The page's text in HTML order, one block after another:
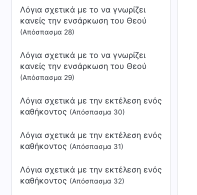
Λόγια σχετικά με το να γνωρίζει
κανείς την ενσάρκωση του Θεού
(Απόσπασμα 28)
Λόγια σχετικά με το να γνωρίζει
κανείς την ενσάρκωση του Θεού
(Απόσπασμα 29)
Λόγια σχετικά με την εκτέλεση ενός
καθήκοντος (Απόσπασμα 30)
Λόγια σχετικά με την εκτέλεση ενός
καθήκοντος (Απόσπασμα 31)
Λόγια σχετικά με την εκτέλεση ενός
καθήκοντος (Απόσπασμα 32)